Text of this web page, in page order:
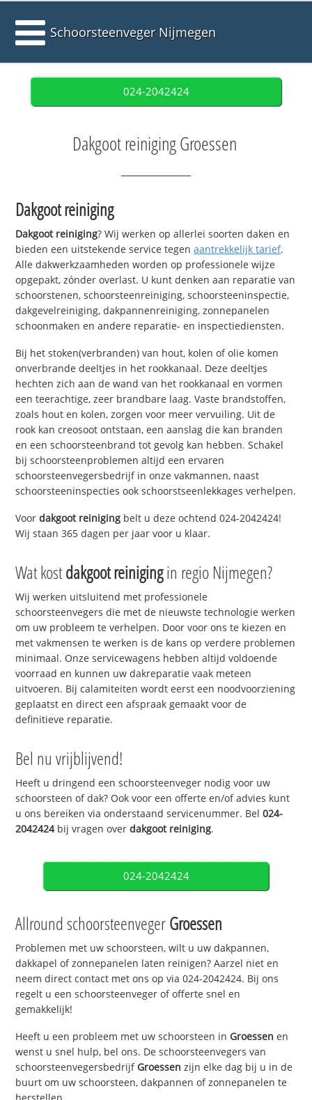
Schoorsteenveger Nijmegen
024-2042424
Dakgoot reiniging Groessen
Dakgoot reiniging
Dakgoot reiniging? Wij werken op allerlei soorten daken en
bieden een uitstekende service tegenaantrekkelijk tarief.
Alle dakwerkzaamheden worden op professionele wijze
opgepakt, zónder overlast. U kunt denken aan reparatie van
schoorstenen, schoorsteenreiniging, schoorsteeninspectie,
dakgevelreiniging, dakpannenreiniging, zonnepanelen
schoonmaken en andere reparatie- en inspectiediensten.
Bij het stoken(verbranden) van hout, kolen of olie komen
onverbrande deeltjes in het rookkanaal. Deze deeltjes
hechten zich aan de wand van het rookkanaal en vormen
een teerachtige, zeer brandbare laag. Vaste brandstoffen,
zoals hout en kolen, zorgen voor meer vervuiling. Uit de
rook kan creosoot ontstaan, een aanslag die kan branden
en een schoorsteenbrand tot gevolg kan hebben. Schakel
bij schoorsteenproblemen altijd een ervaren
schoorsteenvegersbedrijf in onze vakmannen, naast
schoorsteeninspecties ook schoorstseenlekkages verhelpen.
Voordakgoot reiniging belt u deze ochtend 024-2042424!
Wij staan 365 dagen per jaar voor u klaar.
Wat kostdakgoot reinigingin regio Nijmegen?
Wij werken uitsluitend met professionele
schoorsteenvegers die met de nieuwste technologie werken
om uw probleem te verhelpen. Door voor ons te kiezen en
met vakmensen te werken is de kans op verdere problemen
minimaal. Onze servicewagens hebben altijd voldoende
voorraad en kunnen uw dakreparatie vaak meteen
uitvoeren. Bij calamiteiten wordt eerst een noodvoorziening
geplaatst en direct een afspraak gemaakt voor de
definitieve reparatie.
Bel nu vrijblijvend!
Heeft u dringend een schoorsteenveger nodig voor uw
schoorsteen of dak? Ook voor een offerte en/of advies kunt
u ons bereiken via onderstaand servicenummer. Bel024-
2042424bij vragen overdakgoot reiniging.
024-2042424
Allround schoorsteenvegerGroessen
Problemen met uw schoorsteen, wilt u uw dakpannen,
dakkapel of zonnepanelen laten reinigen? Aarzel niet en
neem direct contact met ons op via 024-2042424. Bij ons
regelt u een schoorsteenveger of offerte snel en
gemakkelijk!
Heeft u een probleem met uw schoorsteen in Groessen en
wenst u snel hulp, bel ons. De schoorsteenvegers van
schoorsteenvegersbedrijf Groessen zijn elke dag bij u in de
buurt om uw schoorsteen, dakpannen of zonnepanelen te